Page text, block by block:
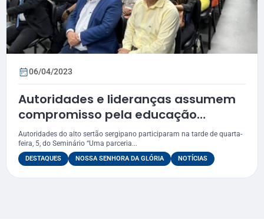
06/04/2023
Autoridades e lideranças assumem
compromisso pela educação
profissional no alto sertão sergipano
Autoridades do alto sertão sergipano participaram na tarde de quarta-
feira, 5, do Seminário “Uma parceria...
DESTAQUES NOSSA SENHORA DA GLÓRIA NOTÍCIAS